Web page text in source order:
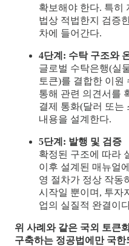
확보해야 한다. 특히
법상 적법한지 검증
차에 들어간다.
4단계: 수탁 구조와
글로벌 수탁은행(실
토큰)를 결합한 이원
통해 관련 의견서를
결제 통화(달러 또는
내용을 설계한다.
5단계: 발행 및 검증
확정된 구조에 따라
이후 설계된 매뉴얼
영 절차가 정상 작동
시작일 뿐이며, 투자
업의 실질적 완결이
위 사례와 같은 국외 토큰
구축하는 정공법에만 국